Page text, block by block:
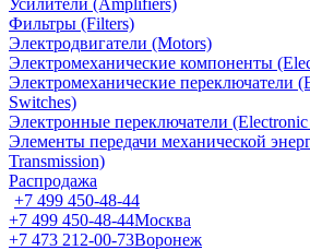
Усилители (Amplifiers)
Фильтры (Filters)
Электродвигатели (Motors)
Электромеханические компоненты
Электромеханические переключатели
Switches)
Электронные переключатели
Элементы передачи механической
Transmission)
Распродажа
+7 499 450-48-44
+7 499 450-48-44Москва
+7 473 212-00-73Воронеж